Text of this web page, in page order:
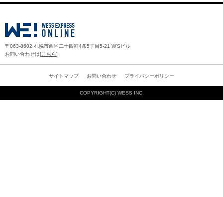
〒063-8602 札幌市西区二十四軒4条5丁目5-21 W'Sビル
お問い合わせは[こちら]
サイトマップ お問い合わせ プライバシーポリシー
COPYRIGHT(C) WESS INC.